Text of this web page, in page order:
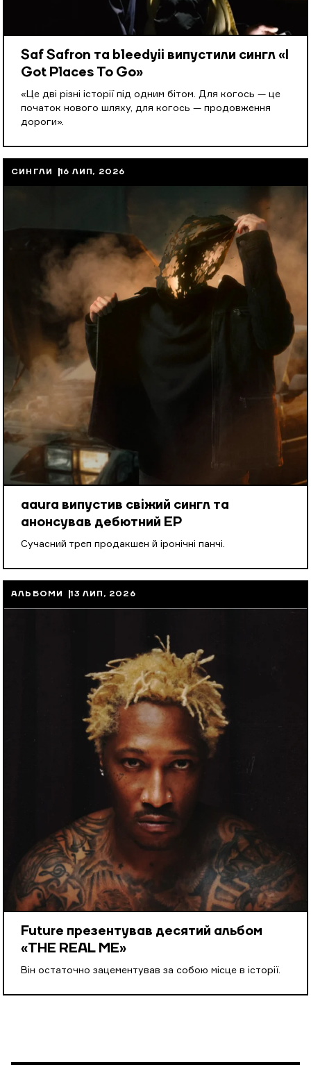
Saf Safron та bleedyii випустили сингл «I
Got Places To Go»
«Це дві різні історії під одним бітом. Для когось — це
початок нового шляху, для когось — продовження
дороги».
СИНГЛИ 16 ЛИП, 2026
aaura випустив свіжий сингл та
анонсував дебютний EP
Cучасний треп продакшен й іронічні панчі.
АЛЬБОМИ 13 ЛИП, 2026
Future презентував десятий альбом
«THE REAL ME»
Він остаточно зацементував за собою місце в історії.